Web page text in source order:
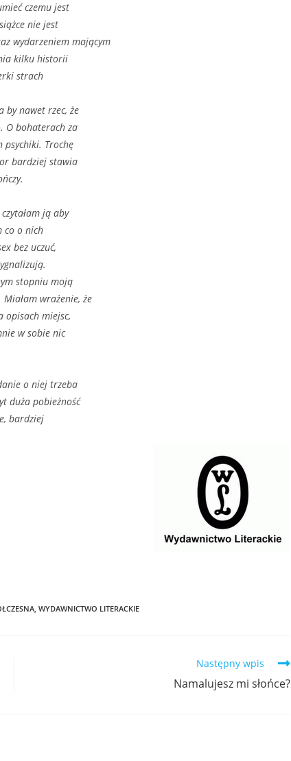
czemu jest
nie jest
wydarzeniem mającym
kilku historii
strach
by nawet rzec, że
O bohaterach za
psychiki. Trochę
bardziej stawia
ją aby
co o nich
bez uczuć,
stopniu moją
Miałam wrażenie, że
opisach miejsc,
w sobie nic
o niej trzeba
duża pobieżność
bardziej
, WYDAWNICTWO LITERACKIE
Następny wpis
Namalujesz mi słońce?